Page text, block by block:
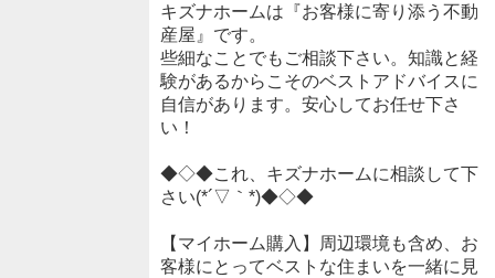
キズナホームは『お客様に寄り添う不動
産屋』です。
些細なことでもご相談下さい。知識と経
験があるからこそのベストアドバイスに
自信があります。安心してお任せ下さ
い！
◆◇◆これ、キズナホームに相談して下
さい(*´▽｀*)◆◇◆
【マイホーム購入】周辺環境も含め、お
客様にとってベストな住まいを一緒に見